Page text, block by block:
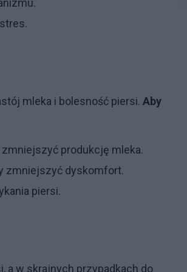
mleka i bolesność piersi. Aby
zmniejszyć produkcję mleka.
zmniejszyć dyskomfort.
piersi.
a w skrajnych przypadkach do